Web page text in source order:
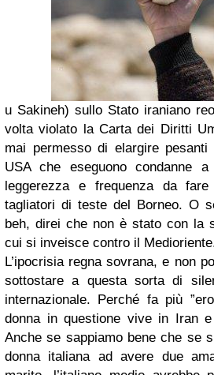
u Sakineh) sullo Stato iraniano
volta violato la Carta dei Diritti
mai permesso di elargire pesanti
USA che eseguono condanne
leggerezza e frequenza da
tagliatori di teste del Borneo. O
beh, direi che non è stato con la
cui si inveisce contro il
L’ipocrisia regna sovrana, e non
sottostare a questa sorta di
internazionale. Perché fa più
donna in questione vive in Iran
Anche se sappiamo bene che se
donna italiana ad avere due